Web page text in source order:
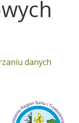
danych